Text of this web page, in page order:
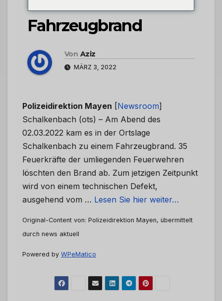
POL-PDMY:
Fahrzeugbrand
Von Aziz
MÄRZ 3, 2022
Polizeidirektion Mayen [Newsroom]
Schalkenbach (ots) – Am Abend des
02.03.2022 kam es in der Ortslage
Schalkenbach zu einem Fahrzeugbrand. 35
Feuerkräfte der umliegenden Feuerwehren
löschten den Brand ab. Zum jetzigen Zeitpunkt
wird von einem technischen Defekt,
ausgehend vom … Lesen Sie hier weiter…
Original-Content von: Polizeidirektion Mayen, übermittelt
durch news aktuell
Powered by WPeMatico